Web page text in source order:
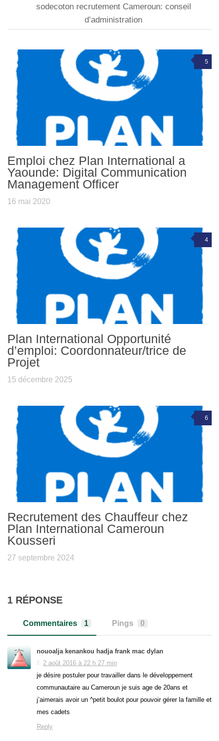
sodecoton recrutement Cameroun: conseil
d’administration
5
Emploi chez Plan International a
Yaounde: Digital Communication
Management Officer
16 mai 2020
4
Plan International Opportunité
d’emploi: Coordonnateur/trice de
Projet
15 décembre 2025
6
Recrutement des Chauffeur chez
Plan International Cameroun
Kousseri
27 septembre 2024
1 RÉPONSE
Commentaires 1 Pings 0
nouoalja kenankou hadja frank mac dylan
2 août 2016 à 22 h 27 min
je désire postuler pour travailler dans le développement
communautaire au Cameroun je suis age de 20ans et
j’aimerais avoir un ^petit boulot pour pouvoir gérer la famille et
mes cadets
Reply